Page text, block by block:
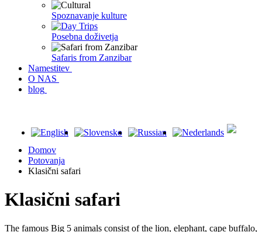
Spoznavanje kulture
Posebna doživetja
Safaris from Zanzibar
Namestitev
O NAS
blog
Domov
Potovanja
Klasični safari
Klasični safari
The famous Big 5 animals consist of the lion, elephant, cape buffalo,